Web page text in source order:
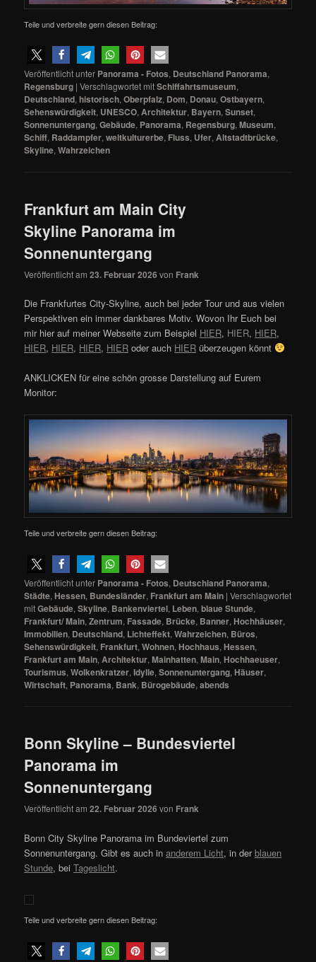
Teile und verbreite gern diesen Beitrag:
Veröffentlicht unter Panorama - Fotos, Deutschland Panorama,
Regensburg |Verschlagwortet mitSchiffahrtsmuseum,
Deutschland,historisch,Oberpfalz, Dom, Donau,Ostbayern,
Sehenswürdigkeit, UNESCO,Architektur, Bayern,Sunset,
Sonnenuntergang,Gebäude, Panorama, Regensburg,Museum,
Schiff, Raddampfer,weltkulturerbe, Fluss, Ufer,Altstadtbrücke,
Skyline,Wahrzeichen
Frankfurt am Main City
Skyline Panorama im
Sonnenuntergang
Veröffentlicht am23. Februar 2026 von Frank
Die Frankfurtes City-Skyline, auch bei jeder Tour und aus vielen
Perspektiven ein immer dankbares Motiv. Wovon Ihr Euch bei
mir hier auf meiner Webseite zum Beispiel HIER, HIER, HIER,
HIER, HIER, HIER, HIER oder auch HIER überzeugen könnt
ANKLICKEN für eine schön grosse Darstellung auf Eurem
Monitor:
Teile und verbreite gern diesen Beitrag:
Veröffentlicht unter Panorama - Fotos, Deutschland Panorama,
Städte, Hessen, Bundesländer, Frankfurt am Main |Verschlagwortet
mitGebäude,Skyline, Bankenviertel, Leben,blaue Stunde,
Frankfurt/ Main,Zentrum, Fassade, Brücke, Banner, Hochhäuser,
Immobilien, Deutschland, Lichteffekt,Wahrzeichen, Büros,
Sehenswürdigkeit, Frankfurt,Wohnen, Hochhaus, Hessen,
Frankfurt am Main, Architektur,Mainhatten,Main, Hochhaeuser,
Tourismus,Wolkenkratzer,Idylle,Sonnenuntergang, Häuser,
Wirtschaft, Panorama, Bank, Bürogebäude,abends
Bonn Skyline – Bundesviertel
Panorama im
Sonnenuntergang
Veröffentlicht am22. Februar 2026 von Frank
Bonn City Skyline Panorama im Bundeviertel zum
Sonnenuntergang. Gibt es auch inanderem Licht, in derblauen
Stunde, beiTageslicht.
Teile und verbreite gern diesen Beitrag: